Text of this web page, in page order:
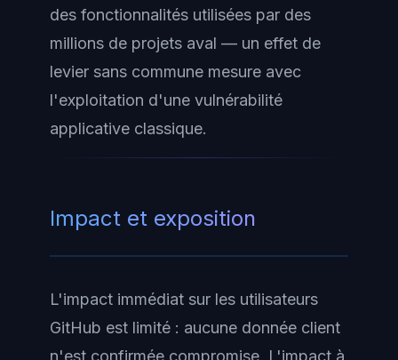
des fonctionnalités utilisées par des
millions de projets aval — un effet de
levier sans commune mesure avec
l'exploitation d'une vulnérabilité
applicative classique.
Impact et exposition
L'impact immédiat sur les utilisateurs
GitHub est limité : aucune donnée client
n'est confirmée compromise. L'impact à